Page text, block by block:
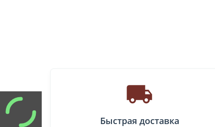
Быстрая доставка